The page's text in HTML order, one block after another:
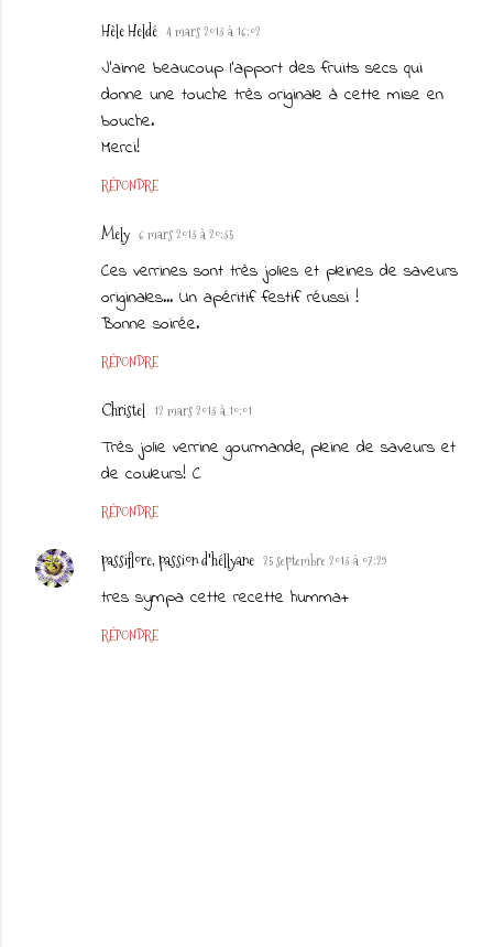
Hèle Heldé 4 mars 2013 à 16:02
J'aime beaucoup l'apport des fruits secs qui
donne une touche très originale à cette mise en
bouche.
Merci!
RÉPONDRE
Mely 6 mars 2013 à 20:35
Ces verrines sont très jolies et pleines de saveurs
originales... Un apéritif festif réussi !
Bonne soirée.
RÉPONDRE
Christel 12 mars 2013 à 10:01
Très jolie verrine gourmande, pleine de saveurs et
de couleurs! C
RÉPONDRE
passiflore, passion d'héllyane 25 septembre 2013 à 07:29
tres sympa cette recette humma+
RÉPONDRE